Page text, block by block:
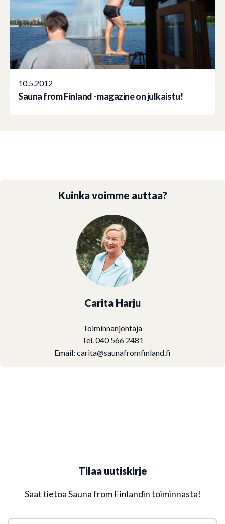
10.5.2012
Sauna from Finland -magazine on julkaistu!
Kuinka voimme auttaa?
Carita Harju
Toiminnanjohtaja
Tel. 040 566 2481
Email: carita@saunafromfinland.fi
Tilaa uutiskirje
Saat tietoa Sauna from Finlandin toiminnasta!